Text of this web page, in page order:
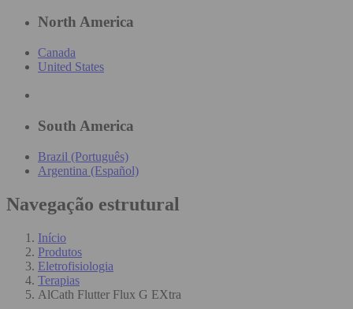
North America
Canada
United States
South America
Brazil (Português)
Argentina (Español)
Navegação estrutural
Início
Produtos
Eletrofisiologia
Terapias
AlCath Flutter Flux G EXtra